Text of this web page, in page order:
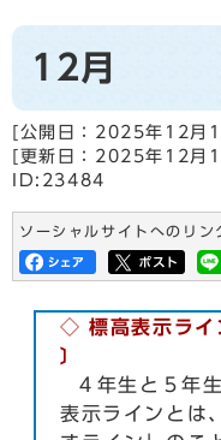
12月
[公開日： 2025年12月
[更新日： 2025年12月
ID:23484
ソーシャルサイトへのリン
◇ 標高表示ライ
〕
４年生と５年
表示ラインとは